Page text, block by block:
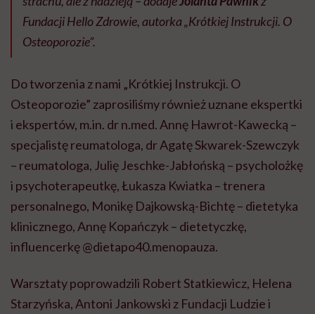
Fundacji Hello Zdrowie, autorka „Krótkiej Instrukcji. O
Osteoporozie”.
Do tworzenia z nami „Krótkiej Instrukcji. O
Osteoporozie” zaprosiliśmy również uznane ekspertki
i ekspertów, m.in. dr n.med. Annę Hawrot-Kawecką –
specjalistę reumatologa, dr Agatę Skwarek-Szewczyk
– reumatologa, Julię Jeschke-Jabłońską – psycholożkę
i psychoterapeutkę, Łukasza Kwiatka – trenera
personalnego, Monikę Dajkowską-Bichtę – dietetyka
klinicznego, Annę Kopańczyk – dietetyczkę,
influencerkę @dietapo40.menopauza.
Warsztaty poprowadzili Robert Statkiewicz, Helena
Starzyńska, Antoni Jankowski z Fundacji Ludzie i